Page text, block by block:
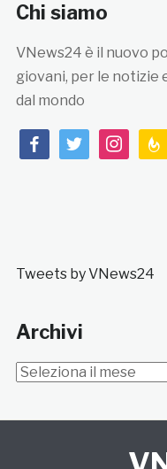
Chi siamo
VNews24 è il nuovo
giovani, per le notizie
dal mondo
facebooktwitterinstagram
Tweets by VNews24
Archivi
Archivi